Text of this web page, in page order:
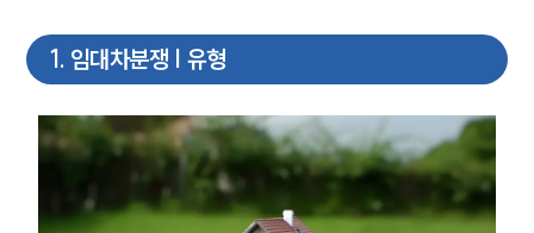
1. 임대차분쟁 | 유형